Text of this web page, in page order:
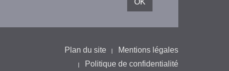
Plan du site
Mentions légales
Politique de confidentialité